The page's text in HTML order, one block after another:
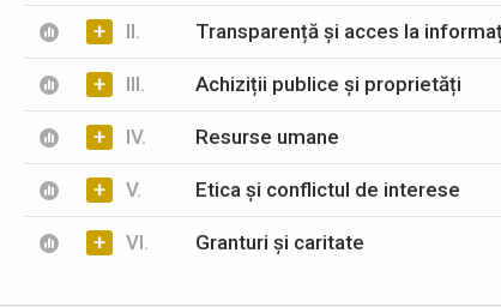
+ II. Transparență și acces la
+ III. Achiziții publice și proprietăți
+ IV. Resurse umane
+ V. Etica și conflictul de interese
+ VI. Granturi și caritate